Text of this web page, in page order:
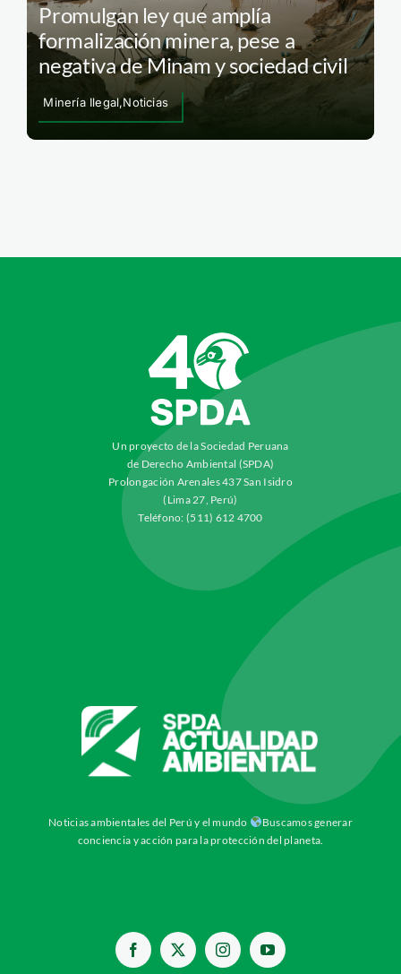
Promulgan ley que amplía
formalización minera, pese a
negativa de Minam y sociedad civil
Minería Ilegal,Noticias
Un proyecto de la Sociedad Peruana
de Derecho Ambiental (SPDA)
Prolongación Arenales 437 San Isidro
(Lima 27, Perú)
Teléfono: (511) 612 4700
Noticias ambientales del Perú y el mundo
Buscamos generar
conciencia y acción para la protección del planeta.